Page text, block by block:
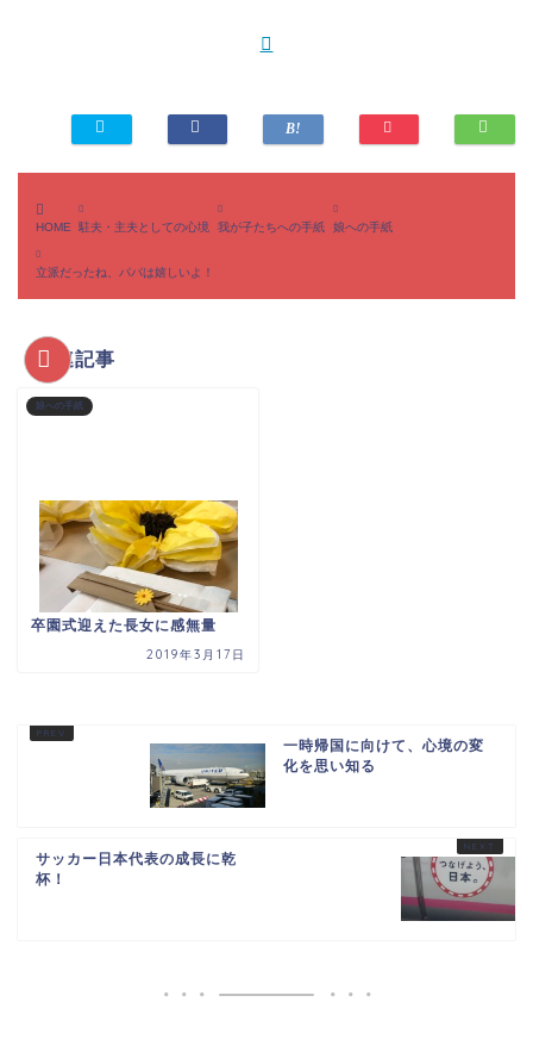
HOME 駐夫・主夫としての心境 我が子たちへの手紙 娘への手紙
立派だったね、パパは嬉しいよ！
関連記事
娘への手紙
卒園式迎えた長女に感無量
2019年3月17日
一時帰国に向けて、心境の変
化を思い知る
サッカー日本代表の成長に乾
杯！